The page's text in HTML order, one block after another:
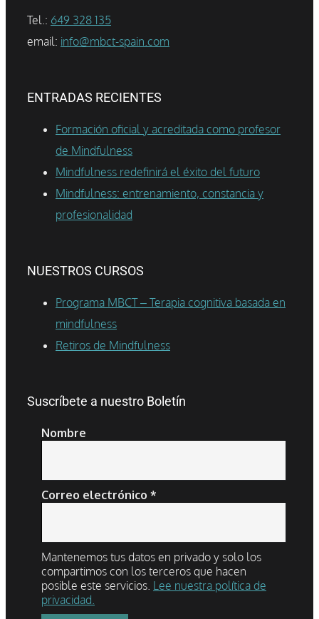
Tel.: 649 328 135
email: info@mbct-spain.com
ENTRADAS RECIENTES
Formación oficial y acreditada como profesor
de Mindfulness
Mindfulness redefinirá el éxito del futuro
Mindfulness: entrenamiento, constancia y
profesionalidad
NUESTROS CURSOS
Programa MBCT – Terapia cognitiva basada en
mindfulness
Retiros de Mindfulness
Suscríbete a nuestro Boletín
Nombre
Correo electrónico *
Mantenemos tus datos en privado y solo los
compartimos con los terceros que hacen
posible este servicios. Lee nuestra política de
privacidad.